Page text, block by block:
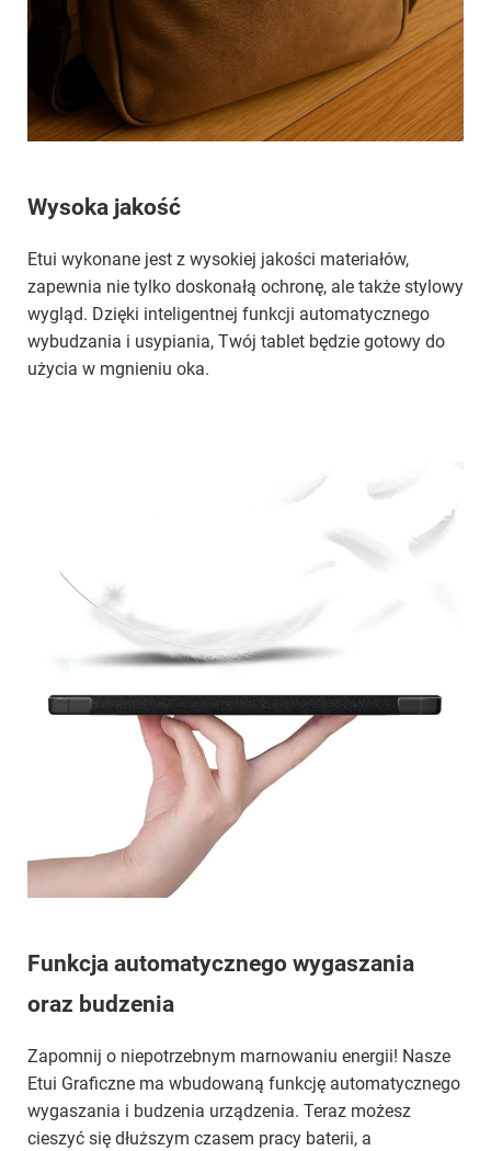
Wysoka jakość
Etui wykonane jest z wysokiej jakości materiałów,
zapewnia nie tylko doskonałą ochronę, ale także stylowy
wygląd. Dzięki inteligentnej funkcji automatycznego
wybudzania i usypiania, Twój tablet będzie gotowy do
użycia w mgnieniu oka.
Funkcja automatycznego wygaszania
oraz budzenia
Zapomnij o niepotrzebnym marnowaniu energii! Nasze
Etui Graficzne ma wbudowaną funkcję automatycznego
wygaszania i budzenia urządzenia. Teraz możesz
cieszyć się dłuższym czasem pracy baterii, a